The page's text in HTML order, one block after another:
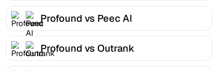
Profound vs Peec AI
Profound vs Outrank